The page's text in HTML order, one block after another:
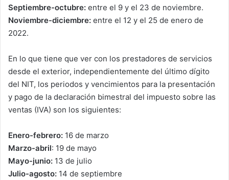
Septiembre-octubre: entre el 9 y el 23 de noviembre.
Noviembre-diciembre: entre el 12 y el 25 de enero de
2022.
En lo que tiene que ver con los prestadores de servicios
desde el exterior, independientemente del último dígito
del NIT, los periodos y vencimientos para la presentación
y pago de la declaración bimestral del impuesto sobre las
ventas (IVA) son los siguientes:
Enero-febrero: 16 de marzo
Marzo-abril: 19 de mayo
Mayo-junio: 13 de julio
Julio-agosto: 14 de septiembre